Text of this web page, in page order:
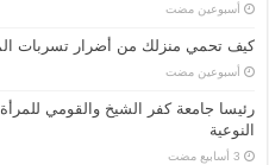
‏أسبوعين مضت
كيف تحمي منزلك من أضرار تسربات
‏أسبوعين مضت
رئيسا جامعة كفر الشيخ والقومي
النوعية